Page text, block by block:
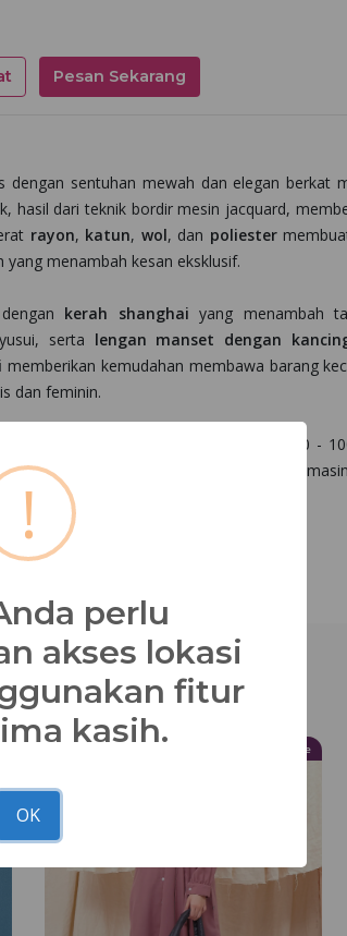
Pesan Sekarang
dengan sentuhan mewah dan elegan berkat
hasil dari teknik bordir mesin jacquard,
rayon, katun, wol, dan poliester
yang menambah kesan eksklusif.
kerah shanghai yang menambah
serta lengan manset dengan
memberikan kemudahan membawa barang
dan feminin.
antara foto dan produk asli sekitar 90 -
serta resolusi dan pengaturan layar di
Youth Inspire
!
perlu
akses lokasi
fitur
kasih.
OK